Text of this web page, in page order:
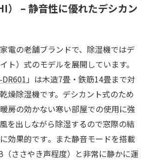
） – 静音性に優れたデシカン
電の老舗ブランドで、除湿機ではデ
ト）式のモデルを展開しています。
」は木造7畳・鉄筋14畳まで対
燥除湿機です。デシカント式のため
房の効かない寒い部屋での使用に強
を出しながら除湿するので窓際の結
効果的です​。また静音モードを搭載
（ささやき声程度）と非常に静かに運